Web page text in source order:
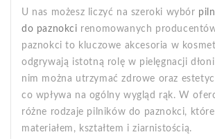
U nas możesz liczyć na szeroki wybór
do paznokci renomowanych
paznokci to kluczowe akcesoria w
odgrywają istotną rolę w pielęgnacji
nim można utrzymać zdrowe oraz
co wpływa na ogólny wygląd rąk. W
różne rodzaje pilników do paznokci,
materiałem, kształtem i ziarnistością.